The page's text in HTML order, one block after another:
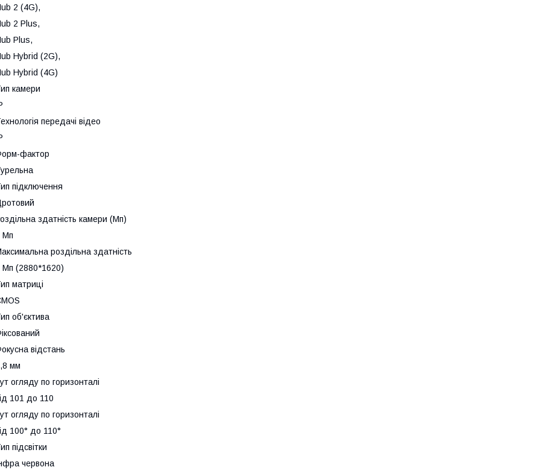
2 (4G),
2 Plus,
Plus,
Hybrid (2G),
Hybrid (4G)
камери
передачі відео
фактор
підключення
здатність камери (Мп)
Мп
роздільна здатність
Мп (2880*1620)
матриці
об'єктива
відстань
мм
огляду по горизонталі
101 до 110
огляду по горизонталі
100° до 110°
підсвітки
червона